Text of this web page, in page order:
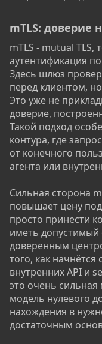
mTLS: доверие
mTLS - mutual TLS,
аутентификация
Здесь шлюз
перед клиентом,
Это уже не
доверие,
Такой подход
контура, где
от конечного
агента или
Сильная сторона
повышает цену
просто принести
иметь
доверенным
того, как
внутренних API и
это очень
модель нулевого
нахождения в
достаточным